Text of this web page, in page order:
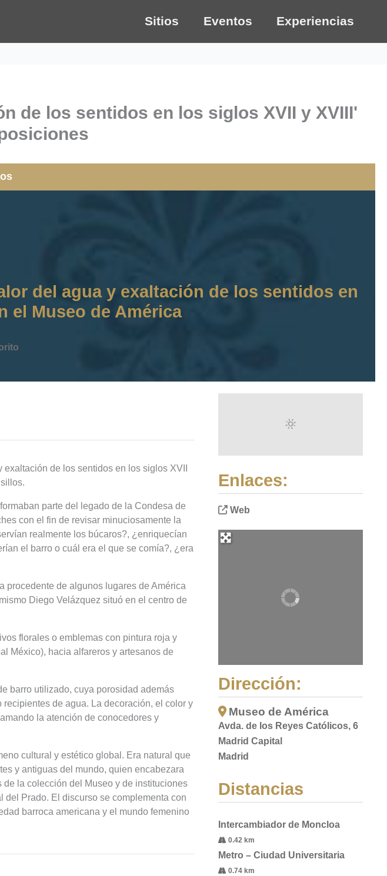
Sitios Eventos Experiencias
de los sentidos en los siglos XVII y XVIII'
del agua y exaltación de los sentidos en
el Museo de América
de los sentidos en los siglos XVII
parte del legado de la Condesa de
con el fin de revisar minuciosamente la
realmente los búcaros?, ¿enriquecían
el barro o cuál era el que se comía?, ¿era
procedente de algunos lugares de América
Diego Velázquez situó en el centro de
florales o emblemas con pintura roja y
México), hacia alfareros y artesanos de
barro utilizado, cuya porosidad además
de agua. La decoración, el color y
la atención de conocedores y
cultural y estético global. Era natural que
y antiguas del mundo, quien encabezara
la colección del Museo y de instituciones
Prado. El discurso se complementa con
barroca americana y el mundo femenino
Enlaces:
Web
Dirección:
Museo de América
Avda. de los Reyes Católicos, 6
Madrid Capital
Madrid
Distancias
Intercambiador de Moncloa
0.42 km
Metro – Ciudad Universitaria
0.74 km